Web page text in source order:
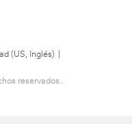
(US, Inglés)
reservados..